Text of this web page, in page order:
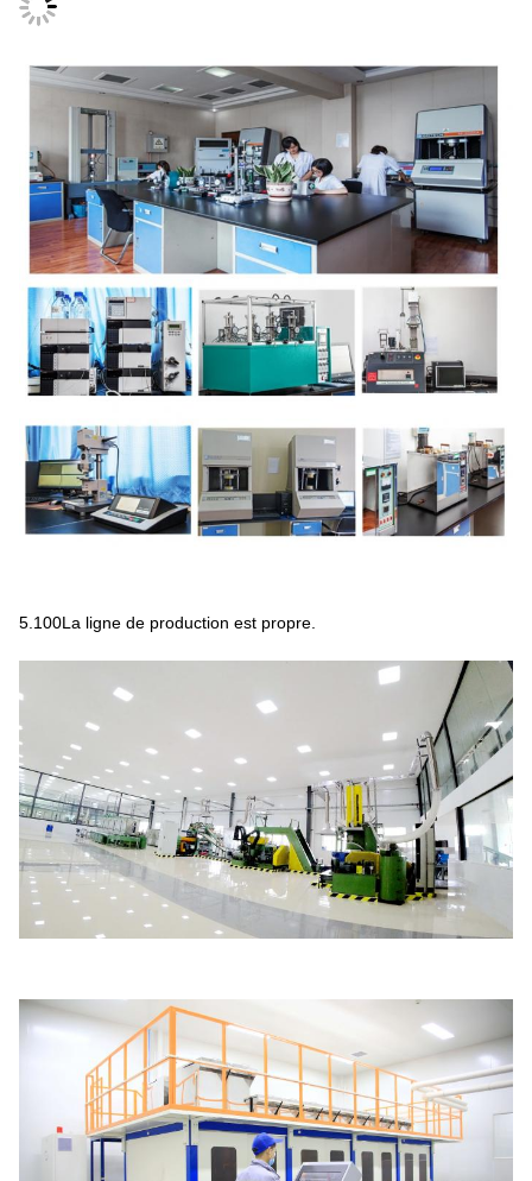
4Le laboratoire a été approuvé par le CNAS.
5.100La ligne de production est propre.